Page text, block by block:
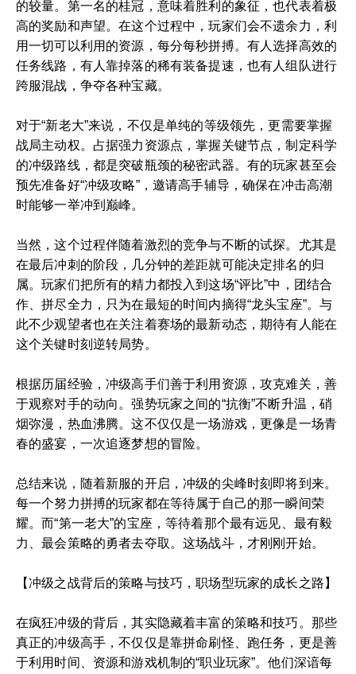
的较量。第一名的桂冠，意味着胜利的象征，也代表着极
高的奖励和声望。在这个过程中，玩家们会不遗余力，利
用一切可以利用的资源，每分每秒拼搏。有人选择高效的
任务线路，有人靠掉落的稀有装备提速，也有人组队进行
跨服混战，争夺各种宝藏。
对于“新老大”来说，不仅是单纯的等级领先，更需要掌握
战局主动权。占据强力资源点，掌握关键节点，制定科学
的冲级路线，都是突破瓶颈的秘密武器。有的玩家甚至会
预先准备好“冲级攻略”，邀请高手辅导，确保在冲击高潮
时能够一举冲到巅峰。
当然，这个过程伴随着激烈的竞争与不断的试探。尤其是
在最后冲刺的阶段，几分钟的差距就可能决定排名的归
属。玩家们把所有的精力都投入到这场“评比”中，团结合
作、拼尽全力，只为在最短的时间内摘得“龙头宝座”。与
此不少观望者也在关注着赛场的最新动态，期待有人能在
这个关键时刻逆转局势。
根据历届经验，冲级高手们善于利用资源，攻克难关，善
于观察对手的动向。强势玩家之间的“抗衡”不断升温，硝
烟弥漫，热血沸腾。这不仅仅是一场游戏，更像是一场青
春的盛宴，一次追逐梦想的冒险。
总结来说，随着新服的开启，冲级的尖峰时刻即将到来。
每一个努力拼搏的玩家都在等待属于自己的那一瞬间荣
耀。而“第一老大”的宝座，等待着那个最有远见、最有毅
力、最会策略的勇者去夺取。这场战斗，才刚刚开始。
【冲级之战背后的策略与技巧，职场型玩家的成长之路】
在疯狂冲级的背后，其实隐藏着丰富的策略和技巧。那些
真正的冲级高手，不仅仅是靠拼命刷怪、跑任务，更是善
于利用时间、资源和游戏机制的“职业玩家”。他们深谙每